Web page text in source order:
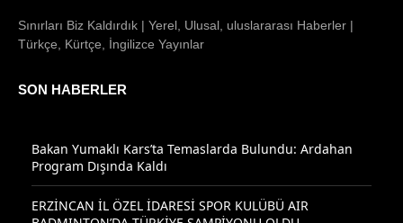
Sınırları Biz Kaldırdık | Yerel, Ulusal, uluslararası Haberler |
Türkçe, Kürtçe, İngilizce Yayınlar
SON HABERLER
Bakan Yumaklı Kars’ta Temaslarda Bulundu: Ardahan
Program Dışında Kaldı
ERZİNCAN İL ÖZEL İDARESİ SPOR KULÜBÜ AIR